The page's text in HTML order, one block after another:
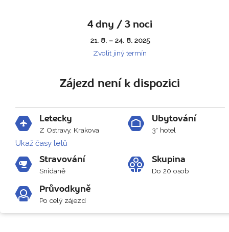
4 dny / 3 noci
21. 8. – 24. 8. 2025
Zvolit jiný termín
Zájezd není k dispozici
Letecky
Z Ostravy, Krakova
Ukaž časy letů
Ubytování
3* hotel
Stravování
Snídaně
Skupina
Do 20 osob
Průvodkyně
Po celý zájezd